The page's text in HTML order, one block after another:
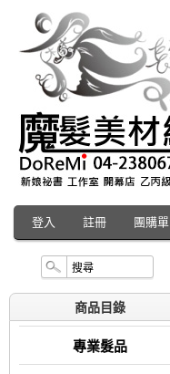
登入 註冊 團購單
商品目錄
專業髮品